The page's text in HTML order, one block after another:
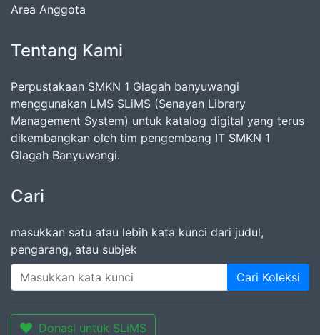
Area Anggota
Tentang Kami
Perpustakaan SMKN 1 Glagah banyuwangi
menggunakan LMS SLiMS (Senayan Library
Management System) untuk katalog digital yang terus
dikembangkan oleh tim pengembang IT SMKN 1
Glagah Banyuwangi.
Cari
masukkan satu atau lebih kata kunci dari judul,
pengarang, atau subjek
Cari Koleksi
Donasi untuk SLiMS